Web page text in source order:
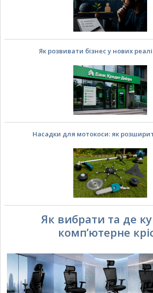
Як розвивати бізнес у нових
Насадки для мотокоси: як
Як вибрати та де
комп’ютерне